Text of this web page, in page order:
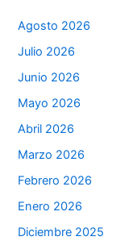
Agosto 2026
Julio 2026
Junio 2026
Mayo 2026
Abril 2026
Marzo 2026
Febrero 2026
Enero 2026
Diciembre 2025